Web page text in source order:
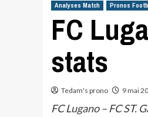
Analyses Match Pronos
FC
stats
Tedam's prono 9 mai
FC Lugano – FC ST.